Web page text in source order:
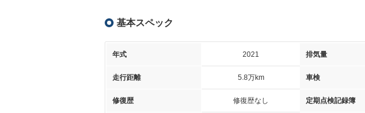
基本スペック
年式 2021 排気量
走行距離 5.8万km 車検
修復歴 修復歴なし 定期点検記録簿